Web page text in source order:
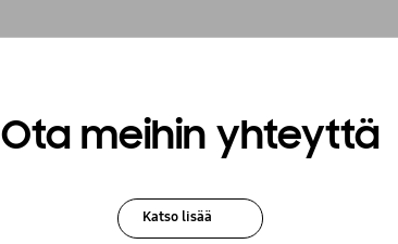
Ota meihin yhteyttä
Katso lisää